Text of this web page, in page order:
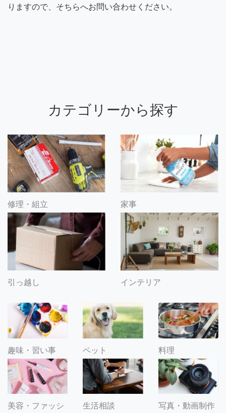
りますので、そちらへお問い合わせください。
カテゴリーから探す
修理・組立 家事
引っ越し インテリア
趣味・習い事 ペット 料理
美容・ファッシ 生活相談 写真・動画制作